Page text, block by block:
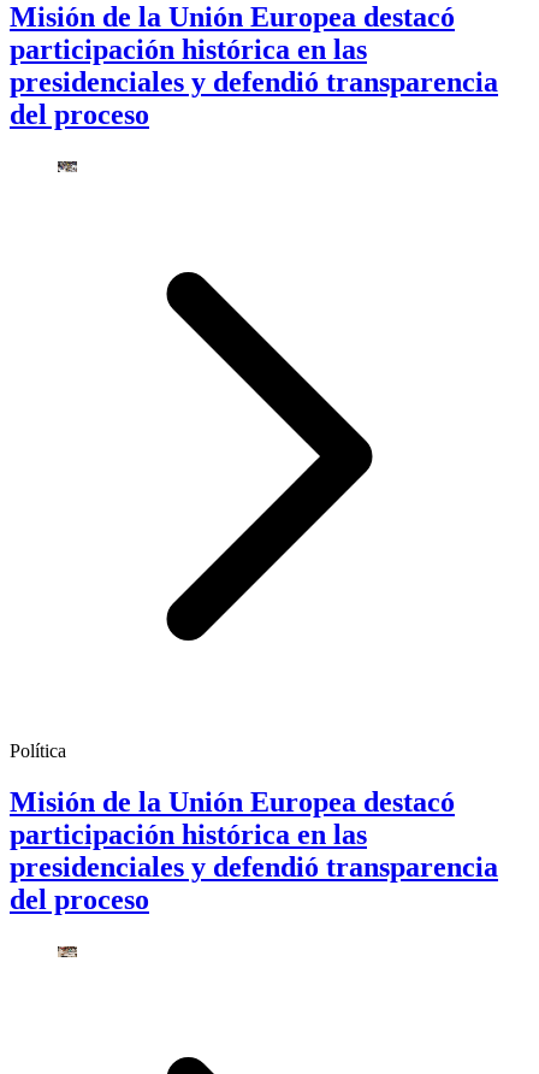
Misión de la Unión Europea destacó
participación histórica en las
presidenciales y defendió transparencia
del proceso
Política
Misión de la Unión Europea destacó
participación histórica en las
presidenciales y defendió transparencia
del proceso